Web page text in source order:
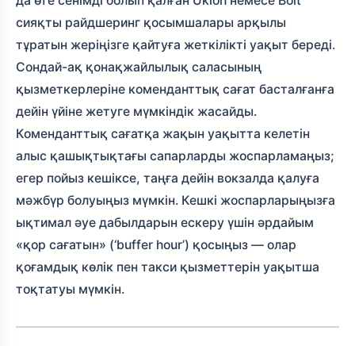
сияқты райдшеринг қосымшалары арқылы
тұратын жеріңізге қайтуға жеткілікті уақыт береді.
Сондай-ақ қонақжайлылық саласының
қызметкерлеріне коменданттық сағат басталғанға
дейін үйіне жетуге мүмкіндік жасайды.
Коменданттық сағатқа жақын уақытта келетін
алыс қашықтықтағы сапарларды жоспарламаңыз;
егер пойыз кешіксе, таңға дейін вокзалда қалуға
мәжбүр болуыңыз мүмкін. Кешкі жоспарларыңызға
ықтимал әуе дабылдарын ескеру үшін әрдайым
«қор сағатын» (‘buffer hour’) қосыңыз — олар
қоғамдық көлік пен такси қызметтерін уақытша
тоқтатуы мүмкін.